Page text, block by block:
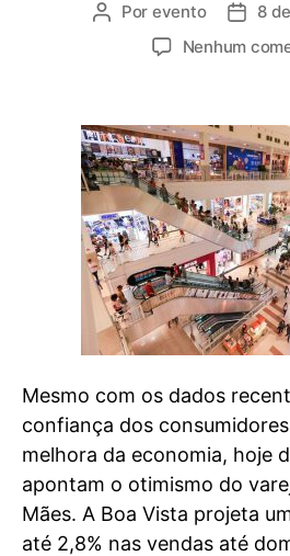
Por evento
8
Nenhum
Mesmo com os dados
confiança dos
melhora da economia, hoje
apontam o otimismo do
Mães. A Boa Vista projeta
até 2,8% nas vendas até